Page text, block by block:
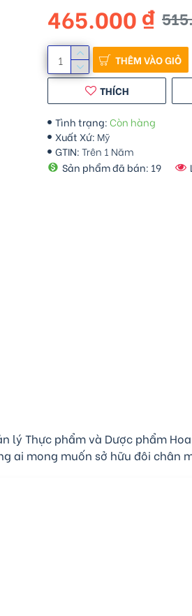
Tình trạng:Còn hàng
Xuất Xứ: Mỹ
GTIN:Trên 1 Năm
Sản phẩm đã bán: 19
465.000 ₫
THÊM VÀO GIỎ
THÍCH
lý Thực phẩm và Dược phẩm
ai mong muốn sở hữu đôi chân